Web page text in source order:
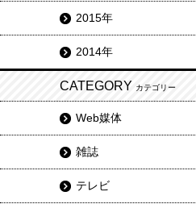
2015年
2014年
CATEGORY カテゴリー
Web媒体
雑誌
テレビ